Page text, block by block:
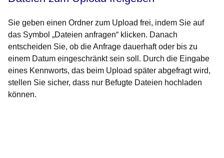
Sie geben einen Ordner zum Upload frei, indem Sie auf
das Symbol „Dateien anfragen“ klicken. Danach
entscheiden Sie, ob die Anfrage dauerhaft oder bis zu
einem Datum eingeschränkt sein soll. Durch die Eingabe
eines Kennworts, das beim Upload später abgefragt wird,
stellen Sie sicher, dass nur Befugte Dateien hochladen
können.